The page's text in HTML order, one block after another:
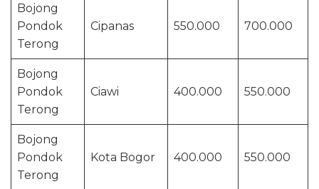
Bojong
Pondok
Terong
Cipanas 550.000 700.000
Bojong
Pondok
Terong
Ciawi 400.000 550.000
Bojong
Pondok
Terong
Kota Bogor 400.000 550.000